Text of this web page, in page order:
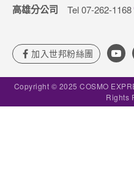
高雄分公司 Tel 07-262-1168
Copyright © 2025 COSMO
Rights